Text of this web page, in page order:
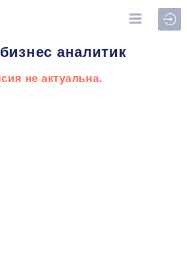
аналитик
не актуальна.